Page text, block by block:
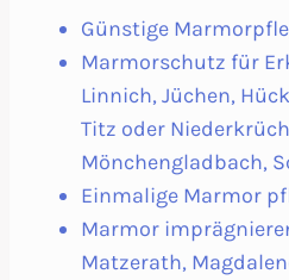
Günstige
Marmorschutz für
Linnich, Jüchen,
Titz oder
Mönchengladbach,
Einmalige Marmor
Marmor
Matzerath,